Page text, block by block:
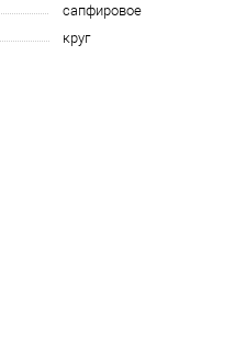
сапфировое
круг